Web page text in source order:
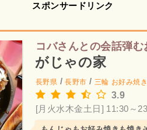
スポンサードリンク
コバさんとの会話弾む
がじゃの家
長野県 /長野市 / 三輪 お好み焼
3.9
[月火水木金土日] 11:30～